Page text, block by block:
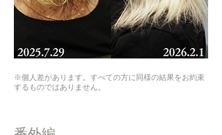
※個人差があります。すべての方に同様の結果をお約束
するものではありません。